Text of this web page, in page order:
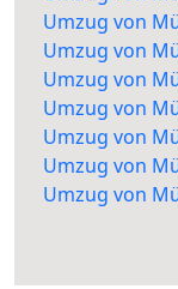
Umzug von
Umzug von
Umzug von
Umzug von
Umzug von
Umzug von
Umzug von